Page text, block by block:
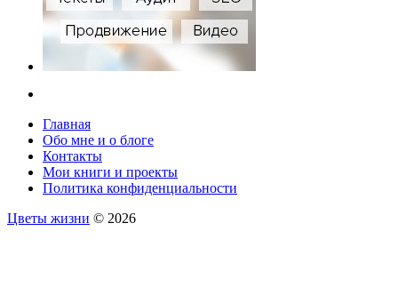
Главная
Обо мне и о блоге
Контакты
Мои книги и проекты
Политика конфиденциальности
Цветы жизни © 2026